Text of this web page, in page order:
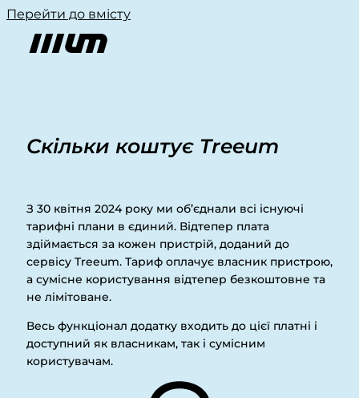
Перейти до вмісту
Скільки коштує Treeum
З 30 квітня 2024 року ми об’єднали всі існуючі
тарифні плани в єдиний. Відтепер плата
здіймається за кожен пристрій, доданий до
сервісу Treeum. Тариф оплачує власник пристрою,
а сумісне користування відтепер безкоштовне та
не лімітоване.
Весь функціонал додатку входить до цієї платні і
доступний як власникам, так і сумісним
користувачам.